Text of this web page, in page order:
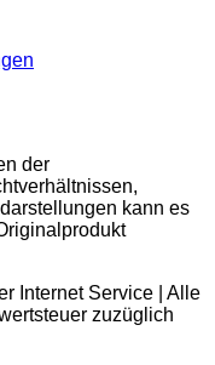
der
kann es
Internet Service | Alle
zuzüglich